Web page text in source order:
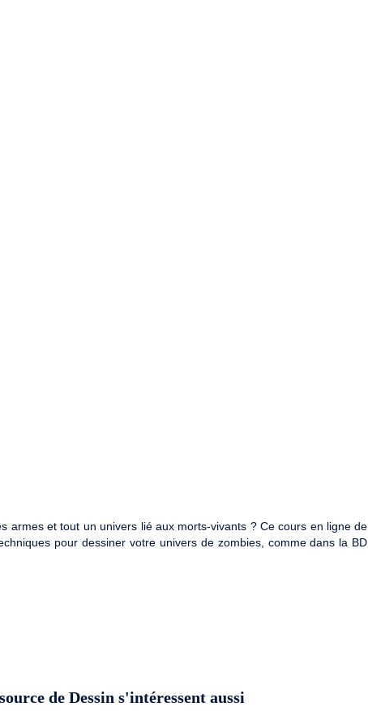
armes et tout un univers lié aux morts-vivants ? Ce cours en ligne de
pour dessiner votre univers de zombies, comme dans la BD
de Dessin s'intéressent aussi